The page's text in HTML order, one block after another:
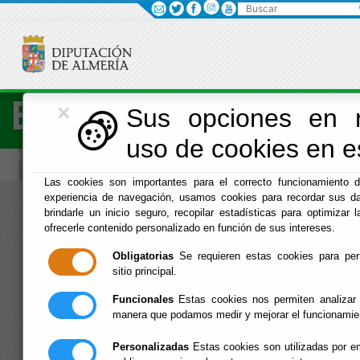
×
Sus opciones en
uso de cookies en
Las cookies son importantes para el correcto funcionamiento
experiencia de navegación, usamos cookies para recordar sus
brindarle un inicio seguro, recopilar estadísticas para optimizar
ofrecerle contenido personalizado en función de sus intereses.
Obligatorias Se requieren estas cookies para
sitio principal.
Funcionales Estas cookies nos permiten
manera que podamos medir y mejorar el
Personalizadas Estas cookies son utilizadas por
Economía
Menú Hacienda
Buscar